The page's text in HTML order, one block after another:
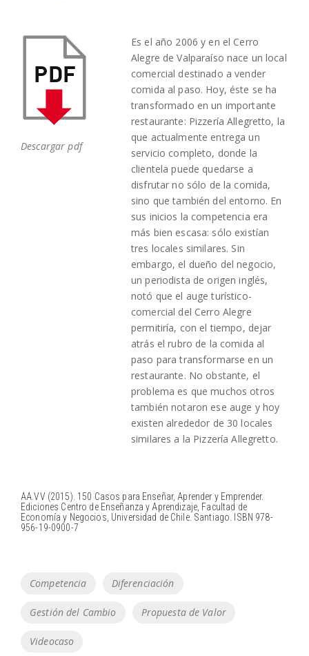
Descargar pdf
Es el año 2006 y en el Cerro
Alegre de Valparaíso nace un local
comercial destinado a vender
comida al paso. Hoy, éste se ha
transformado en un importante
restaurante: Pizzería Allegretto, la
que actualmente entrega un
servicio completo, donde la
clientela puede quedarse a
disfrutar no sólo de la comida,
sino que también del entorno. En
sus inicios la competencia era
más bien escasa: sólo existían
tres locales similares. Sin
embargo, el dueño del negocio,
un periodista de origen inglés,
notó que el auge turístico-
comercial del Cerro Alegre
permitiría, con el tiempo, dejar
atrás el rubro de la comida al
paso para transformarse en un
restaurante. No obstante, el
problema es que muchos otros
también notaron ese auge y hoy
existen alrededor de 30 locales
similares a la Pizzería Allegretto.
AA.VV (2015). 150 Casos para Enseñar, Aprender y Emprender.
Ediciones Centro de Enseñanza y Aprendizaje, Facultad de
Economía y Negocios, Universidad de Chile. Santiago. ISBN 978-
956-19-0900-7
Tags
Competencia Diferenciación
Gestión del Cambio Propuesta de Valor
Videocaso